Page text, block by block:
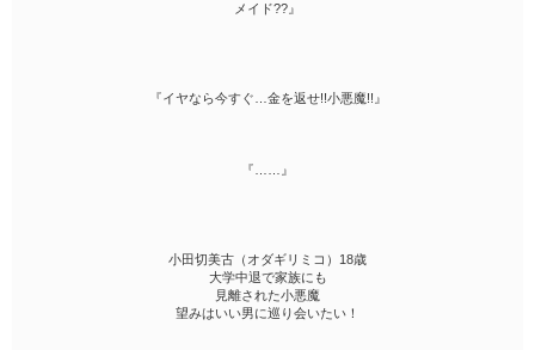
メイド??』
『イヤなら今すぐ…金を返せ!!小悪魔!!』
『……』
小田切美古（オダギリミコ）18歳
大学中退で家族にも
見離された小悪魔
望みはいい男に巡り会いたい！